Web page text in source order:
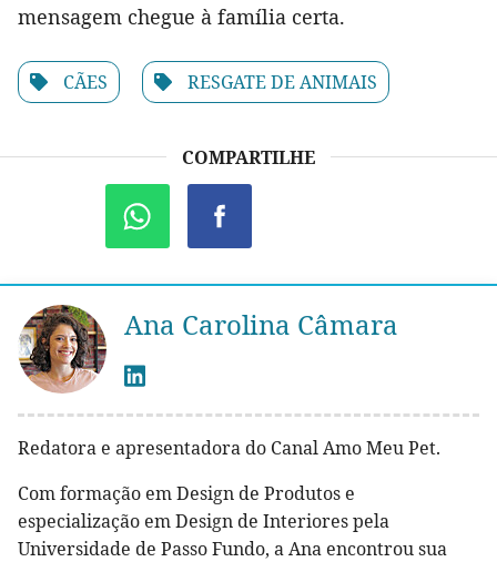
mensagem chegue à família certa.
CÃES RESGATE DE ANIMAIS
COMPARTILHE
Ana Carolina Câmara
Redatora e apresentadora do Canal Amo Meu Pet.
Com formação em Design de Produtos e
especialização em Design de Interiores pela
Universidade de Passo Fundo, a Ana encontrou sua